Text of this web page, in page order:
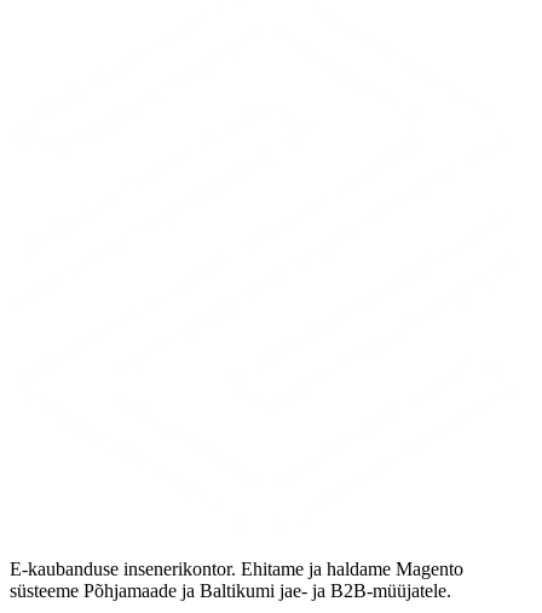
E-kaubanduse insenerikontor. Ehitame ja haldame Magento
süsteeme Põhjamaade ja Baltikumi jae- ja B2B-müüjatele.